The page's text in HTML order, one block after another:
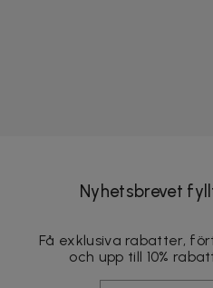
Nyhetsbrevet
Få exklusiva rabatter,
och upp till 10%